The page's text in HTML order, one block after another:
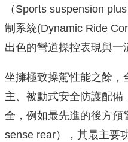
（Sports suspension
制系統(Dynamic Ride
出色的彎道操控表現與一
坐擁極致操駕性能之餘，
主、被動式安全防護配
全，例如最先進的後方預
sense rear），其最主要